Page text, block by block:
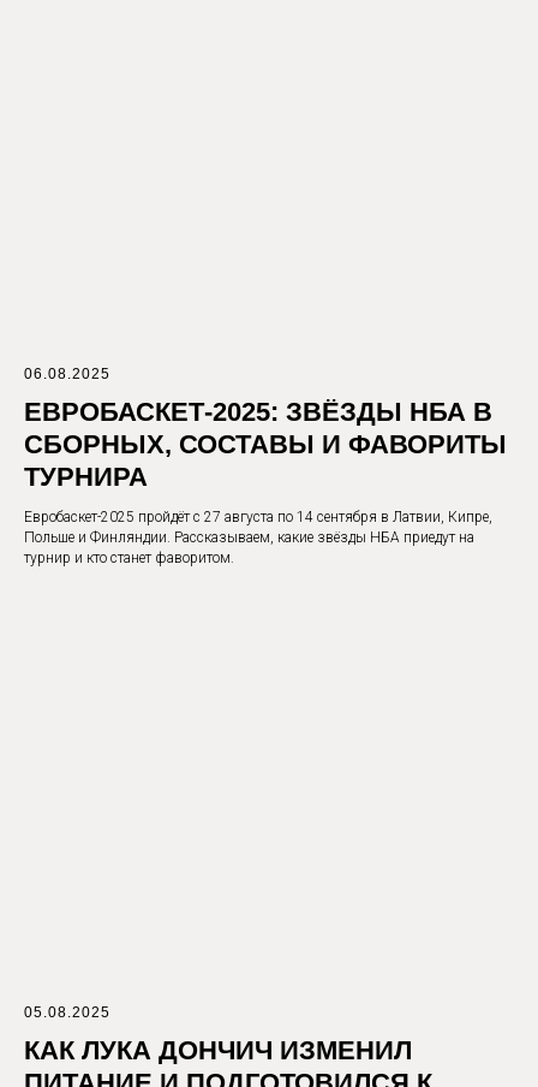
06.08.2025
ЕВРОБАСКЕТ-2025: ЗВЁЗДЫ НБА В
СБОРНЫХ, СОСТАВЫ И ФАВОРИТЫ
ТУРНИРА
Евробаскет-2025 пройдёт с 27 августа по 14 сентября в Латвии, Кипре,
Польше и Финляндии. Рассказываем, какие звёзды НБА приедут на
турнир и кто станет фаворитом.
05.08.2025
КАК ЛУКА ДОНЧИЧ ИЗМЕНИЛ